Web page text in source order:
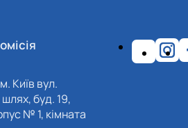
Київ вул.
буд. 19,
№ 1, кімната